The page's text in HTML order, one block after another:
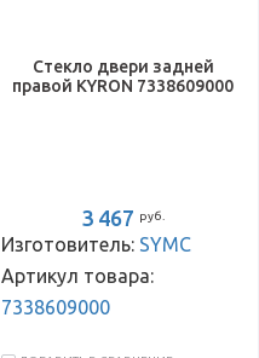
Стекло двери задней
правой KYRON 7338609000
3 467 руб.
Изготовитель: SYMC
Артикул товара:
7338609000